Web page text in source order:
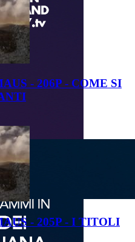
- 206P - COME SI
- 205P - I TITOLI